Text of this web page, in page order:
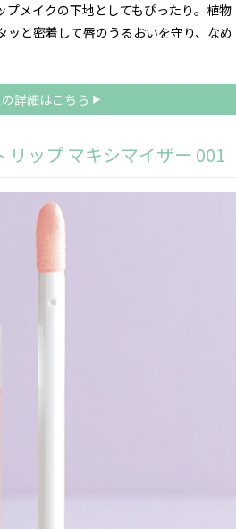
メイクの下地としてもぴったり。植物
と密着して唇のうるおいを守り、なめ
詳細はこちら
リップ マキシマイザー 001